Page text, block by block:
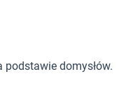
domysłów.